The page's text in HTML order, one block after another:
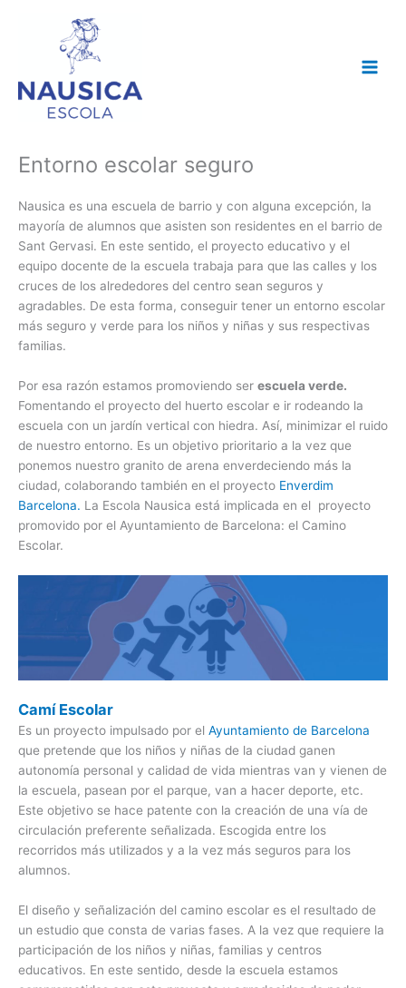
Entorno escolar seguro
Nausica es una escuela de barrio y con alguna excepción, la
mayoría de alumnos que asisten son residentes en el barrio de
Sant Gervasi. En este sentido, el proyecto educativo y el
equipo docente de la escuela trabaja para que las calles y los
cruces de los alrededores del centro sean seguros y
agradables. De esta forma, conseguir tener un entorno escolar
más seguro y verde para los niños y niñas y sus respectivas
familias.
Por esa razón estamos promoviendo ser escuela verde.
Fomentando el proyecto del huerto escolar e ir rodeando la
escuela con un jardín vertical con hiedra. Así, minimizar el ruido
de nuestro entorno. Es un objetivo prioritario a la vez que
ponemos nuestro granito de arena enverdeciendo más la
ciudad, colaborando también en el proyecto Enverdim
Barcelona. La Escola Nausica está implicada en el proyecto
promovido por el Ayuntamiento de Barcelona: el Camino
Escolar.
Camí Escolar
Es un proyecto impulsado por el Ayuntamiento de Barcelona
que pretende que los niños y niñas de la ciudad ganen
autonomía personal y calidad de vida mientras van y vienen de
la escuela, pasean por el parque, van a hacer deporte, etc.
Este objetivo se hace patente con la creación de una vía de
circulación preferente señalizada. Escogida entre los
recorridos más utilizados y a la vez más seguros para los
alumnos.
El diseño y señalización del camino escolar es el resultado de
un estudio que consta de varias fases. A la vez que requiere la
participación de los niños y niñas, familias y centros
educativos. En este sentido, desde la escuela estamos